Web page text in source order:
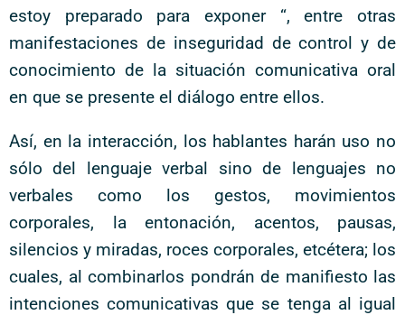
estoy preparado para exponer “, entre otras
manifestaciones de inseguridad de control y de
conocimiento de la situación comunicativa oral
en que se presente el diálogo entre ellos.
Así, en la interacción, los hablantes harán uso no
sólo del lenguaje verbal sino de lenguajes no
verbales como los gestos, movimientos
corporales, la entonación, acentos, pausas,
silencios y miradas, roces corporales, etcétera; los
cuales, al combinarlos pondrán de manifiesto las
intenciones comunicativas que se tenga al igual